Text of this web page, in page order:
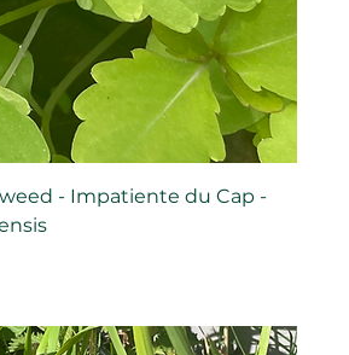
- Impatiente du Cap -